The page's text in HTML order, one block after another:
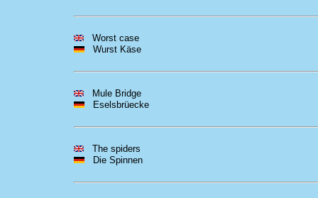
Worst case
Wurst Käse
Mule Bridge
Eselsbrüecke
The spiders
Die Spinnen